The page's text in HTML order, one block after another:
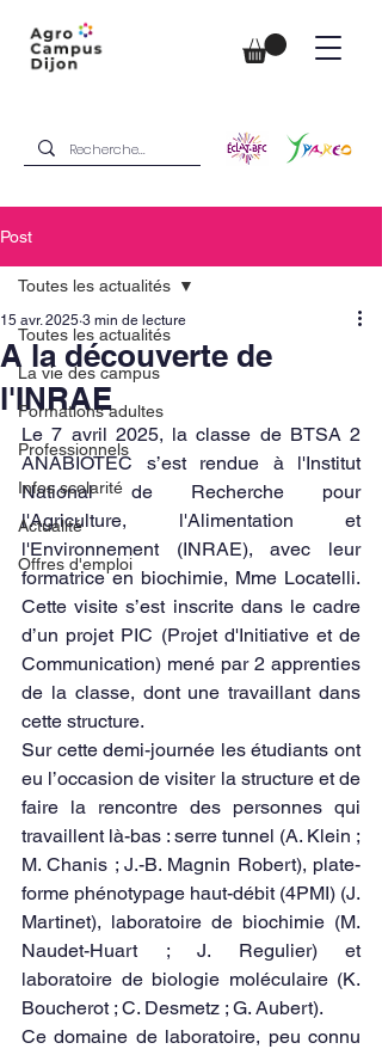
Post
Toutes les actualités
La vie des campus
Formations adultes
Professionnels
Infos scolarité
Actualité
Offres d'emploi
Toutes les actualités
A la découverte de
l'INRAE
15 avr. 2025 3 min de lecture
Le 7 avril 2025, la classe de BTSA 2
ANABIOTEC s’est rendue à l'Institut
National de Recherche pour
l'Agriculture, l'Alimentation et
l'Environnement (INRAE), avec leur
formatrice en biochimie, Mme Locatelli.
Cette visite s’est inscrite dans le cadre
d’un projet PIC (Projet d'Initiative et de
Communication) mené par 2 apprenties
de la classe, dont une travaillant dans
cette structure.
Sur cette demi-journée les étudiants ont
eu l’occasion de visiter la structure et de
faire la rencontre des personnes qui
travaillent là-bas : serre tunnel (A. Klein ;
M. Chanis ; J.-B. Magnin Robert), plate-
forme phénotypage haut-débit (4PMI) (J.
Martinet), laboratoire de biochimie (M.
Naudet-Huart ; J. Regulier) et
laboratoire de biologie moléculaire (K.
Boucherot ; C. Desmetz ; G. Aubert).
Ce domaine de laboratoire, peu connu